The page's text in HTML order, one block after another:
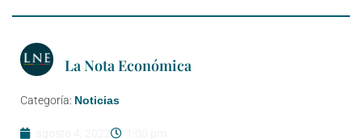
La Nota Económica
Categoría: Noticias